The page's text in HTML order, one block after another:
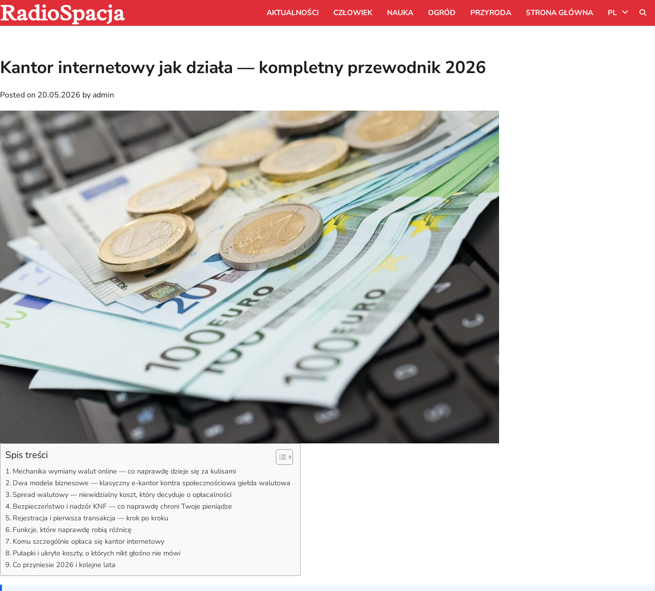
Skip
to
content
RadioSpacja AKTUALNOŚCI CZŁOWIEK NAUKA OGRÓD PRZYRODA STRONA GŁÓWNA PL
Kantor internetowy jak działa — kompletny przewodnik 2026
Posted on 20.05.2026 by admin
Spis treści
Mechanika wymiany walut online — co naprawdę dzieje się za kulisami
Dwa modele biznesowe — klasyczny e-kantor kontra społecznościowa giełda walutowa
Spread walutowy — niewidzialny koszt, który decyduje o opłacalności
Bezpieczeństwo i nadzór KNF — co naprawdę chroni Twoje pieniądze
Rejestracja i pierwsza transakcja — krok po kroku
Funkcje, które naprawdę robią różnicę
Komu szczególnie opłaca się kantor internetowy
Pułapki i ukryte koszty, o których nikt głośno nie mówi
Co przyniesie 2026 i kolejne lata